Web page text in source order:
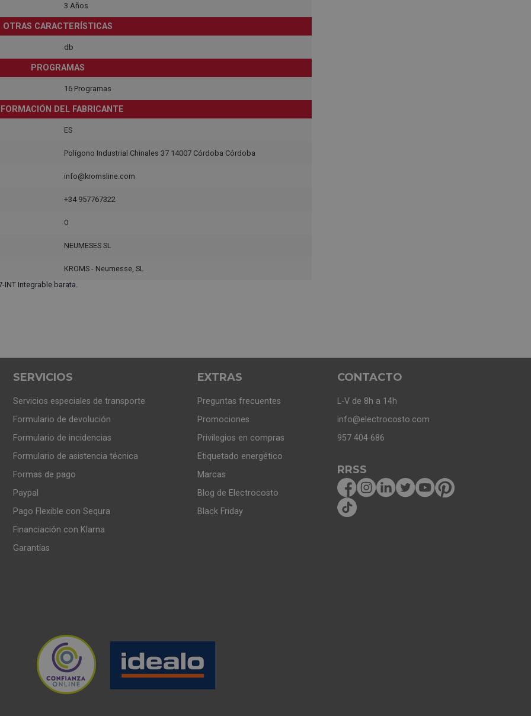
3 Años
OTRAS CARACTERÍSTICAS
db
PROGRAMAS
16 Programas
DEL FABRICANTE
ES
Polígono Industrial Chinales 37 14007 Córdoba Córdoba
info@kromsline.com
+34 957767322
0
NEUMESES SL
KROMS - Neumesse, SL
INT Integrable barata.
SERVICIOS
Servicios especiales de transporte
Formulario de devolución
Formulario de incidencias
Formulario de asistencia técnica
Formas de pago
Paypal
Pago Flexible con Sequra
Financiación con Klarna
Garantías
EXTRAS
Preguntas frecuentes
Promociones
Privilegios en compras
Etiquetado energético
Marcas
Blog de Electrocosto
Black Friday
CONTACTO
L-V de 8h a 14h
info@electrocosto.com
957 404 686
RRSS